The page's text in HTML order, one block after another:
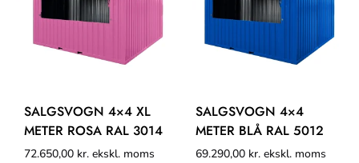
SALGSVOGN 4×4 XL
METER ROSA RAL 3014
72.650,00 kr. ekskl. moms
SALGSVOGN 4×4
METER BLÅ RAL 5012
69.290,00 kr. ekskl. moms